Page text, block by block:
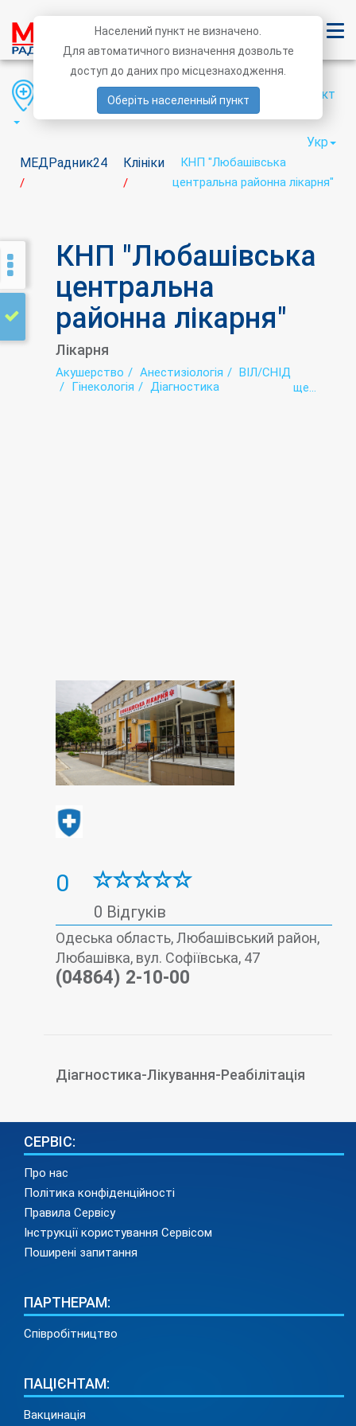
МЕДРадник24
/
Клініки
/
КНП "Любашівська
центральна районна лікарня"
Область Район Населений пункт
Укр
КНП "Любашівська
центральна
районна лікарня"
Лікарня
Акушерство Анестизіологія
ВІЛ/СНІД
Гінекологія
Діагностика
ще...
0
0 Відгуків
Одеська область, Любашівський район,
Любашівка, вул. Софіївська, 47
(04864) 2-10-00
Діагностика-Лікування-Реабілітація
СЕРВІС:
Про нас
Політика конфіденційності
Правила Сервісу
Інструкції користування Сервісом
Поширені запитання
ПАРТНЕРАМ:
Співробітництво
ПАЦІЄНТАМ:
Вакцинація
Населений пункт не визначено.
Для автоматичного визначення дозвольте
доступ до даних про місцезнаходження.
Оберіть населенный пункт